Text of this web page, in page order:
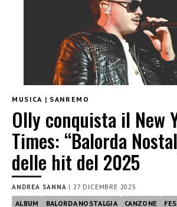
MUSICA | SANREMO
Olly conquista il New
Times: “Balorda
delle hit del 2025
ANDREA SANNA |27 DICEMBRE 2025
ALBUM BALORDA NOSTALGIA CANZONE